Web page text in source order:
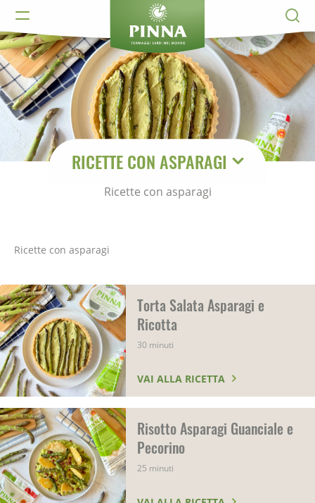
RICETTE CON ASPARAGI
Ricette con asparagi
Ricette con asparagi
Torta Salata Asparagi e
Ricotta
30 minuti
VAI ALLA RICETTA
Risotto Asparagi Guanciale e
Pecorino
25 minuti